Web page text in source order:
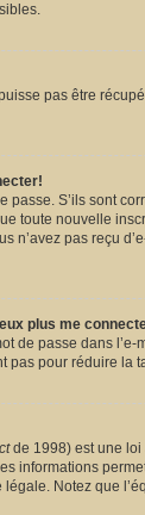
pas être
passe. S’ils sont
toute nouvelle
n’avez pas reçu
plus me
de passe dans
pour réduire la
de 1998) est une loi
informations
Notez que